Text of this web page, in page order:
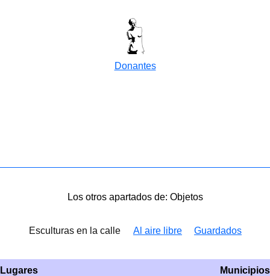
Donantes
Los otros apartados de: Objetos
Esculturas en la calle Al aire libre Guardados
Municipios
Lugares